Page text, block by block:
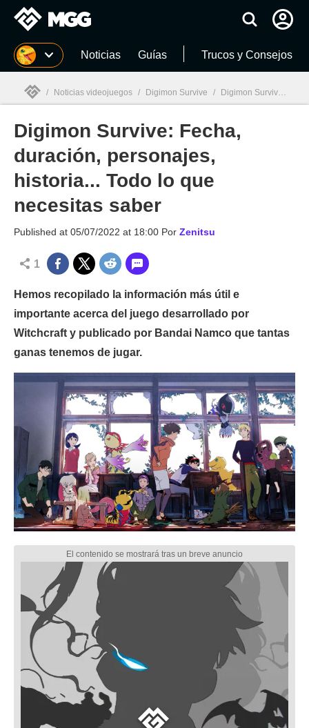
MGG Noticias Guías Trucos y Consejos
MGG
/ Noticias videojuegos / Digimon Survive / Digimon Survive: Fecha, duración, personajes, historia... Todo lo que necesitas saber
Digimon Survive: Fecha,
duración, personajes,
historia... Todo lo que
necesitas saber
Published at 05/07/2022 at 18:00 Por Zenitsu
1
Hemos recopilado la información más útil e
importante acerca del juego desarrollado por
Witchcraft y publicado por Bandai Namco que tantas
ganas tenemos de jugar.